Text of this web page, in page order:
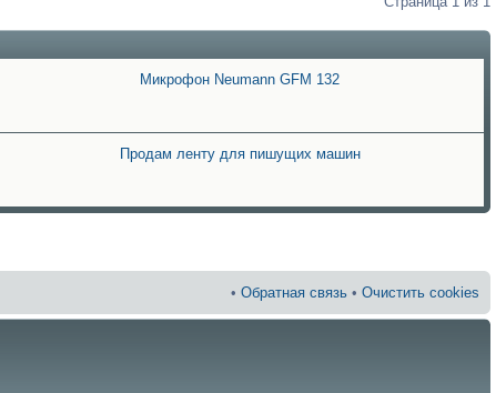
Микрофон Neumann GFM 132
Продам ленту для пишущих машин
• Обратная связь • Очистить cookies